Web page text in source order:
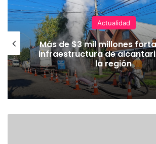
Actualidad
Más de $3 mil millones
infraestructura de
la región